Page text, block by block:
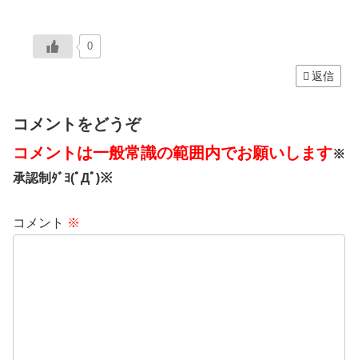
0
返信
コメントをどうぞ
コメントは一般常識の範囲内でお願いします※
承認制ﾀﾞﾖ(ﾟДﾟ)※
コメント ※